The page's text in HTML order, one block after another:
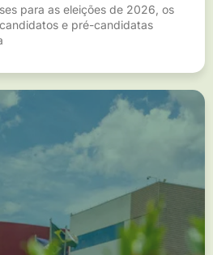
para as eleições de 2026, os
e pré-candidatas